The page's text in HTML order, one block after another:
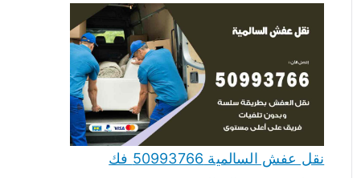
نقل عفش السالمية 50993766 فك